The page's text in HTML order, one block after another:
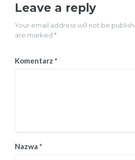
Leave a reply
Your email address will not be
are marked *
Komentarz *
Nazwa *